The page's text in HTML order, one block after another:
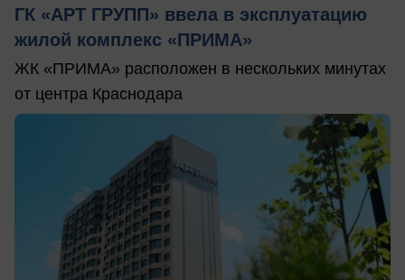
ГК «АРТ ГРУПП» ввела в эксплуатацию
жилой комплекс «ПРИМА»
ЖК «ПРИМА» расположен в нескольких минутах
от центра Краснодара